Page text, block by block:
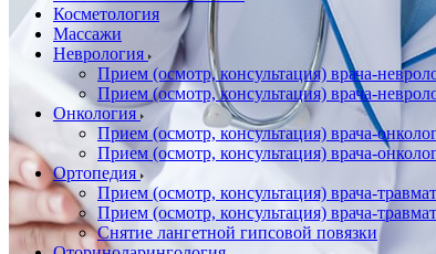
Косметология
Массажи
Неврология
Прием (осмотр, консультация) врача-
Прием (осмотр, консультация) врача-
Онкология
Прием (осмотр, консультация) врача-
Прием (осмотр, консультация) врача-
Ортопедия
Прием (осмотр, консультация) врача-
Прием (осмотр, консультация) врача-
Снятие лангетной гипсовой повязки